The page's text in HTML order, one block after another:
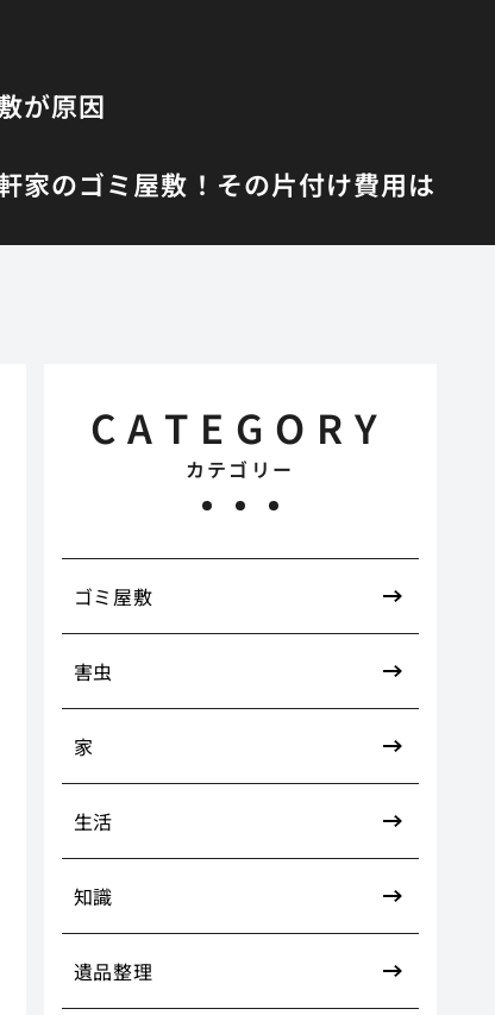
が原因
家のゴミ屋敷！その片付け費用は
CATEGORY
カテゴリー
ゴミ屋敷
害虫
家
生活
知識
遺品整理